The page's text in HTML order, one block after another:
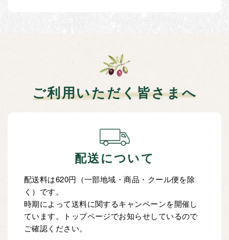
ご利用いただく皆さまへ
配送について
配送料は620円（一部地域・商品・クール便を除
く）です。
時期によって送料に関するキャンペーンを開催し
ています。トップページでお知らせしているので
ご確認ください。